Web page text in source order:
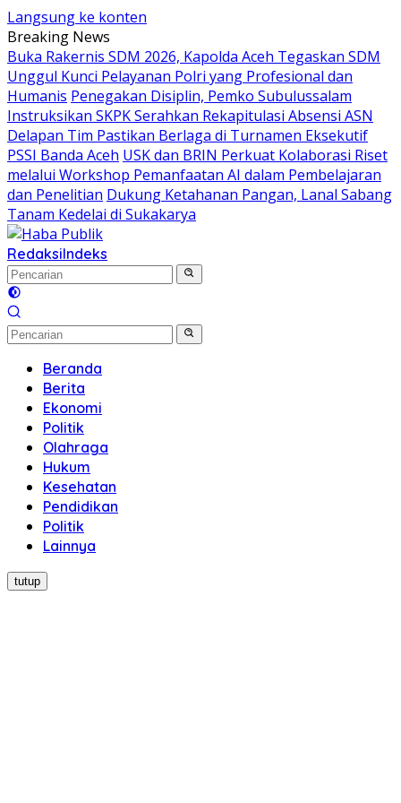
Langsung ke konten
Breaking News
Buka Rakernis SDM 2026, Kapolda Aceh Tegaskan SDM
Unggul Kunci Pelayanan Polri yang Profesional dan
Humanis Penegakan Disiplin, Pemko Subulussalam
Instruksikan SKPK Serahkan Rekapitulasi Absensi ASN
Delapan Tim Pastikan Berlaga di Turnamen Eksekutif
PSSI Banda Aceh USK dan BRIN Perkuat Kolaborasi Riset
melalui Workshop Pemanfaatan AI dalam Pembelajaran
dan Penelitian Dukung Ketahanan Pangan, Lanal Sabang
Tanam Kedelai di Sukakarya
RedaksiIndeks
Beranda
Berita
Ekonomi
Politik
Olahraga
Hukum
Kesehatan
Pendidikan
Politik
Lainnya
tutup